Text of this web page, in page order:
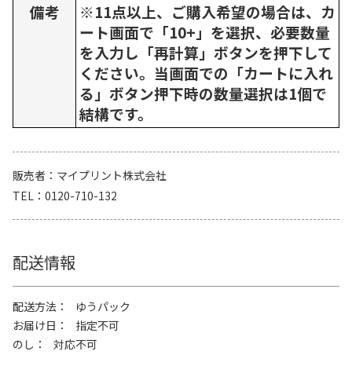
備考
※11点以上、ご購入希望の場合は、カ
ート画面で「10+」を選択、必要数量
を入力し「再計算」ボタンを押下して
ください。当画面での「カートに入れ
る」ボタン押下時の数量選択は1個で
結構です。
販売者
マイプリント株式会社
TEL
0120-710-132
配送情報
配送方法
ゆうパック
お届け日
指定不可
のし
対応不可